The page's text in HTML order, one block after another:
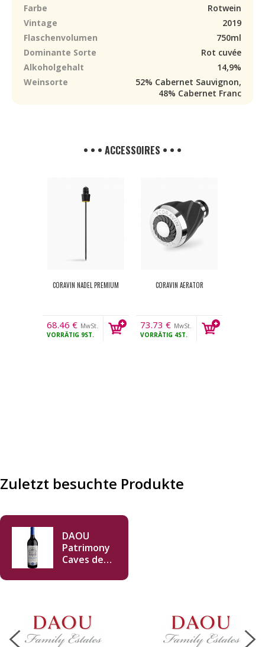
Farbe
Rotwein
Vintage
2019
Flaschenvolumen
750ml
Dominante Sorte
Rot cuvée
Alkoholgehalt
14,9%
Weinsorte
52% Cabernet Sauvignon,
48% Cabernet Franc
• • • ACCESSOIRES • • •
CORAVIN NADEL PREMIUM
68.46 € MwSt.
VORRÄTIG 9ST.
CORAVIN AERATOR
73.73 € MwSt.
VORRÄTIG 4ST.
Zuletzt besuchte Produkte
DAOU
Patrimony
Caves des
750ml